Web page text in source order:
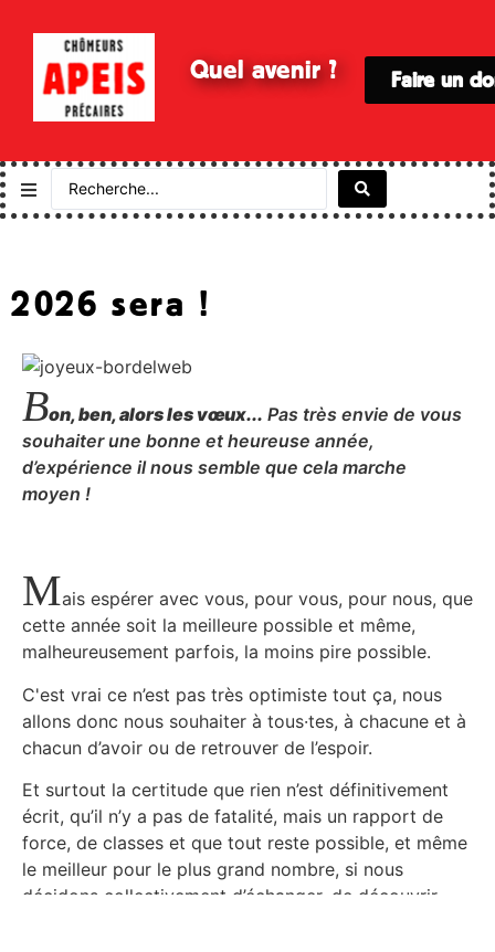
Quel avenir ? Faire un
2026 sera !
Bon, ben, alors les vœux... Pas très envie de vous
souhaiter une bonne et heureuse année,
d’expérience il nous semble que cela marche
moyen !
Mais espérer avec vous, pour vous, pour nous, que
cette année soit la meilleure possible et même,
malheureusement parfois, la moins pire possible.
C'est vrai ce n’est pas très optimiste tout ça, nous
allons donc nous souhaiter à tous·tes, à chacune et à
chacun d’avoir ou de retrouver de l’espoir.
Et surtout la certitude que rien n’est définitivement
écrit, qu’il n’y a pas de fatalité, mais un rapport de
force, de classes et que tout reste possible, et même
le meilleur pour le plus grand nombre, si nous
décidons collectivement d’échanger, de découvrir,